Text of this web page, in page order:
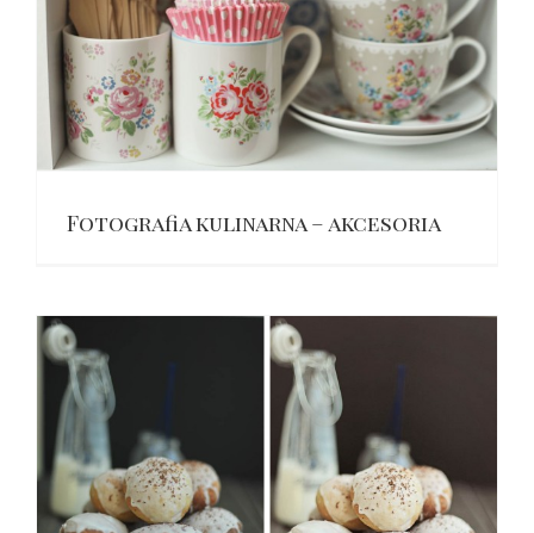
Fotografia kulinarna – akcesoria